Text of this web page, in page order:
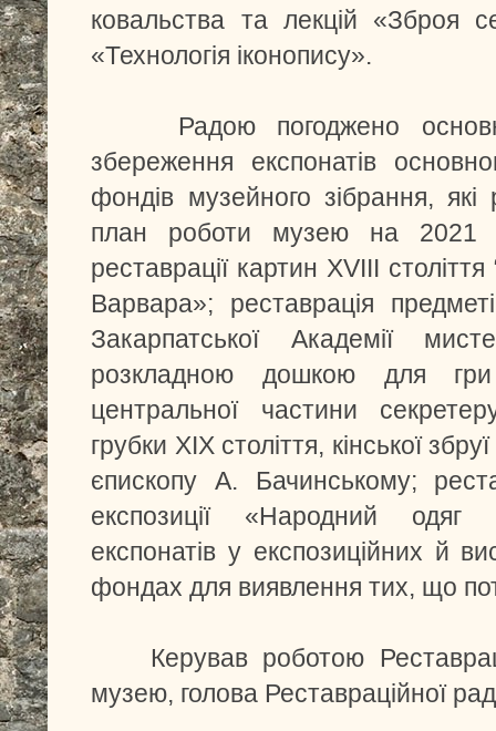
ковальства та лекцій «Зброя
«Технологія іконопису».
Радою погоджено
збереження експонатів
фондів музейного зібрання,
план роботи музею на 2021
реставрації картин ХVIII
Варвара»; реставрація
Закарпатської Академії
розкладною дошкою для
центральної частини
грубки ХІХ століття, кінської
єпископу А. Бачинському;
експозиції «Народний одяг
експонатів у експозиційних й
фондах для виявлення тих, що
Керував роботою
музею, голова Реставраційної